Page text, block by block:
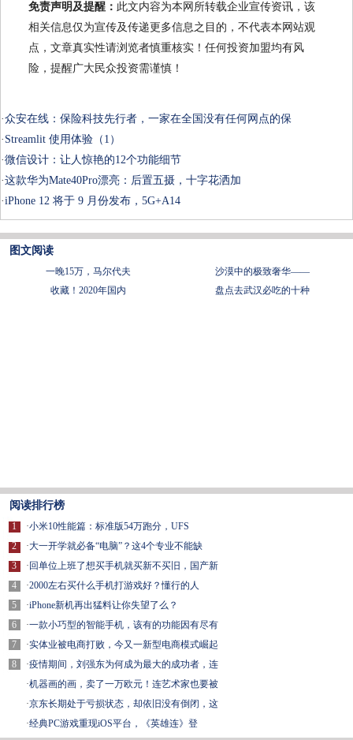
免责声明及提醒： 此文内容为本网所转载企业宣传资讯，该
相关信息仅为宣传及传递更多信息之目的，不代表本网站观
点，文章真实性请浏览者慎重核实！任何投资加盟均有风
险，提醒广大民众投资需谨慎！
·众安在线：保险科技先行者，一家在全国没有任何网点的保
· Streamlit 使用体验（1）
·微信设计：让人惊艳的12个功能细节
·这款华为Mate40Pro漂亮：后置五摄，十字花洒加
·iPhone 12 将于 9 月份发布，5G+A14
图文阅读
一晚15万，马尔代夫
沙漠中的极致奢华——
收藏！2020年国内
盘点去武汉必吃的十种
阅读排行榜
1
2
3
4
5
6
7
8
·小米10性能篇：标准版54万跑分，UFS
·大一开学就必备“电脑”？这4个专业不能缺
· 回单位上班了想买手机就买新不买旧，国产新
·2000左右买什么手机打游戏好？懂行的人
·iPhone新机再出猛料让你失望了么？
·一款小巧型的智能手机，该有的功能因有尽有
·实体业被电商打败，今又一新型电商模式崛起
·疫情期间，刘强东为何成为最大的成功者，连
·机器画的画，卖了一万欧元！连艺术家也要被
·京东长期处于亏损状态，却依旧没有倒闭，这
·经典PC游戏重现iOS平台，《英雄连》登